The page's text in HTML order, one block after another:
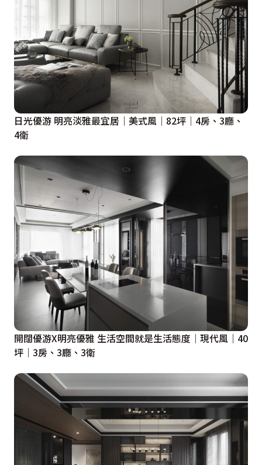
日光優游 明亮淡雅最宜居｜美式風｜82坪｜4房、3廳、
4衛
開闊優游X明亮優雅 生活空間就是生活態度｜現代風｜40
坪｜3房、3廳、3衛